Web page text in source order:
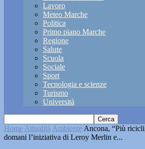
Lavoro
Meteo Marche
Politica
Primo piano Marche
Regione
Salute
Scuola
Sociale
Sport
Tecnologia e scienze
Turismo
Università
Home Attualità Ambiente Ancona, “Più
domani l’iniziativa di Leroy Merlin e...